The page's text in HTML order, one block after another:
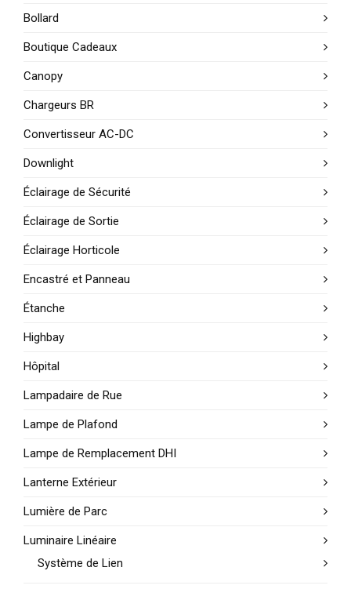
Bollard
Boutique Cadeaux
Canopy
Chargeurs BR
Convertisseur AC-DC
Downlight
Éclairage de Sécurité
Éclairage de Sortie
Éclairage Horticole
Encastré et Panneau
Étanche
Highbay
Hôpital
Lampadaire de Rue
Lampe de Plafond
Lampe de Remplacement DHI
Lanterne Extérieur
Lumière de Parc
Luminaire Linéaire
Système de Lien